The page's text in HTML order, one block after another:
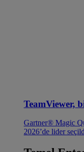
TeamViewer,
Gartner® Magic
2026’de lider